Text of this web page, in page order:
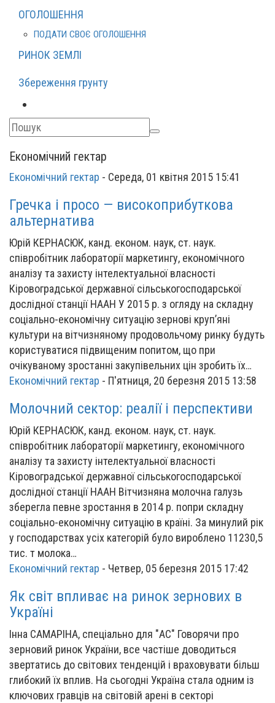
ОГОЛОШЕННЯ
ПОДАТИ СВОЄ ОГОЛОШЕННЯ
РИНОК ЗЕМЛІ
Збереження грунту
Економічний гектар
Економічний гектар - Середа, 01 квітня 2015 15:41
Гречка і просо — високоприбуткова
альтернатива
Юрій КЕРНАСЮК, канд. економ. наук, ст. наук.
співробітник лабораторії маркетингу, економічного
аналізу та захисту інтелектуальної власності
Кіровоградської державної сільськогосподарської
дослідної станції НААН У 2015 р. з огляду на складну
соціально-економічну ситуацію зернові круп’яні
культури на вітчизняному продовольчому ринку будуть
користуватися підвищеним попитом, що при
очікуваному зростанні закупівельних цін зробить їх…
Економічний гектар - П'ятниця, 20 березня 2015 13:58
Молочний сектор: реалії і перспективи
Юрій КЕРНАСЮК, канд. економ. наук, ст. наук.
співробітник лабораторії маркетингу, економічного
аналізу та захисту інтелектуальної власності
Кіровоградської державної сільськогосподарської
дослідної станції НААН Вітчизняна молочна галузь
зберегла певне зростання в 2014 р. попри складну
соціально-економічну ситуацію в країні. За минулий рік
у господарствах усіх категорій було вироблено 11230,5
тис. т молока…
Економічний гектар - Четвер, 05 березня 2015 17:42
Як світ впливає на ринок зернових в
Україні
Інна САМАРІНА, спеціально для "АС" Говорячи про
зерновий ринок України, все частіше доводиться
звертатись до світових тенденцій і враховувати більш
глибокий їх вплив. На сьогодні Україна стала одним із
ключових гравців на світовій арені в секторі